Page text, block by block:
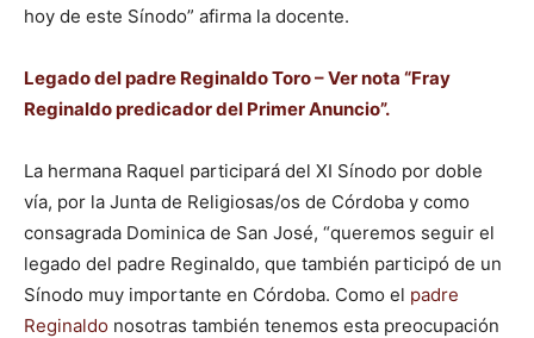
hoy de este Sínodo” afirma la docente.
Legado del padre Reginaldo Toro – Ver nota “Fray
Reginaldo predicador del Primer Anuncio”.
La hermana Raquel participará del XI Sínodo por doble
vía, por la Junta de Religiosas/os de Córdoba y como
consagrada Dominica de San José, “queremos seguir el
legado del padre Reginaldo, que también participó de un
Sínodo muy importante en Córdoba. Como el padre
Reginaldo nosotras también tenemos esta preocupación